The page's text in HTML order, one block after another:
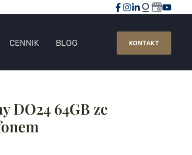
CENNIK BLOG KONTAKT
DO24 64GB ze